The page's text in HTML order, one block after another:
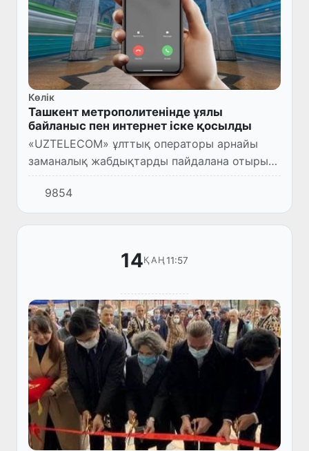
Көлік
Ташкент метрополитенінде ұялы
байланыс пен интернет іске қосылды
«UZTELECOM» ұлттық операторы арнайы
заманалық жабдықтарды пайдалана отырып,
метрополитенді жоғары технологиялық
байланыспен қамтамасыз ету бойынша
ауқымды жобаны жүзеге асырды.
9854
14ҚАҢ11:57